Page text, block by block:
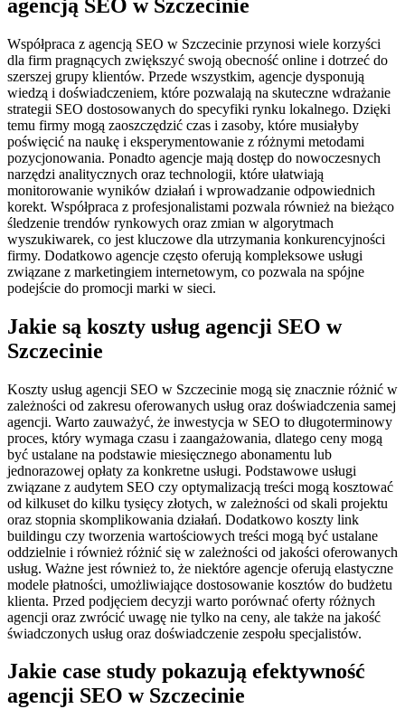
agencją SEO w Szczecinie
Współpraca z agencją SEO w Szczecinie przynosi wiele korzyści
dla firm pragnących zwiększyć swoją obecność online i dotrzeć do
szerszej grupy klientów. Przede wszystkim, agencje dysponują
wiedzą i doświadczeniem, które pozwalają na skuteczne wdrażanie
strategii SEO dostosowanych do specyfiki rynku lokalnego. Dzięki
temu firmy mogą zaoszczędzić czas i zasoby, które musiałyby
poświęcić na naukę i eksperymentowanie z różnymi metodami
pozycjonowania. Ponadto agencje mają dostęp do nowoczesnych
narzędzi analitycznych oraz technologii, które ułatwiają
monitorowanie wyników działań i wprowadzanie odpowiednich
korekt. Współpraca z profesjonalistami pozwala również na bieżąco
śledzenie trendów rynkowych oraz zmian w algorytmach
wyszukiwarek, co jest kluczowe dla utrzymania konkurencyjności
firmy. Dodatkowo agencje często oferują kompleksowe usługi
związane z marketingiem internetowym, co pozwala na spójne
podejście do promocji marki w sieci.
Jakie są koszty usług agencji SEO w
Szczecinie
Koszty usług agencji SEO w Szczecinie mogą się znacznie różnić w
zależności od zakresu oferowanych usług oraz doświadczenia samej
agencji. Warto zauważyć, że inwestycja w SEO to długoterminowy
proces, który wymaga czasu i zaangażowania, dlatego ceny mogą
być ustalane na podstawie miesięcznego abonamentu lub
jednorazowej opłaty za konkretne usługi. Podstawowe usługi
związane z audytem SEO czy optymalizacją treści mogą kosztować
od kilkuset do kilku tysięcy złotych, w zależności od skali projektu
oraz stopnia skomplikowania działań. Dodatkowo koszty link
buildingu czy tworzenia wartościowych treści mogą być ustalane
oddzielnie i również różnić się w zależności od jakości oferowanych
usług. Ważne jest również to, że niektóre agencje oferują elastyczne
modele płatności, umożliwiające dostosowanie kosztów do budżetu
klienta. Przed podjęciem decyzji warto porównać oferty różnych
agencji oraz zwrócić uwagę nie tylko na ceny, ale także na jakość
świadczonych usług oraz doświadczenie zespołu specjalistów.
Jakie case study pokazują efektywność
agencji SEO w Szczecinie